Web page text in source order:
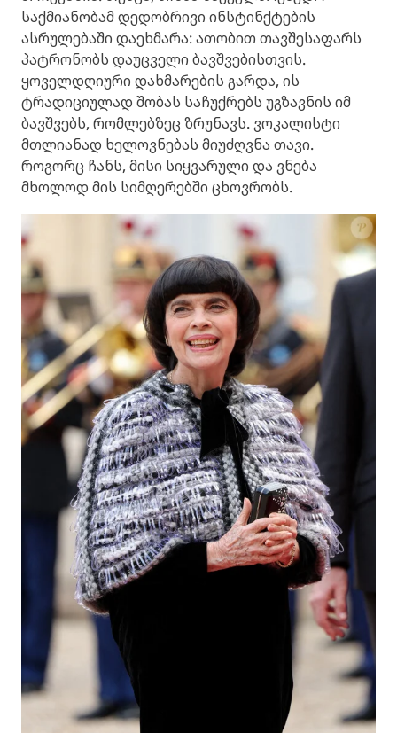
საქმიანობამ დედობრივი ინსტინქტების
ასრულებაში დაეხმარა: ათობით თავშესაფარს
პატრონობს დაუცველი ბავშვებისთვის.
ყოველდღიური დახმარების გარდა, ის
ტრადიციულად შობას საჩუქრებს უგზავნის იმ
ბავშვებს, რომლებზეც ზრუნავს. ვოკალისტი
მთლიანად ხელოვნებას მიუძღვნა თავი.
როგორც ჩანს, მისი სიყვარული და ვნება
მხოლოდ მის სიმღერებში ცხოვრობს.